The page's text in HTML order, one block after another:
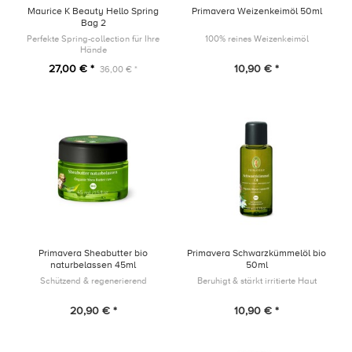
Maurice K Beauty Hello Spring
Bag 2
Perfekte Spring-collection für Ihre
Hände
27,00 € * 36,00 € *
Primavera Weizenkeimöl 50ml
100% reines Weizenkeimöl
10,90 € *
Primavera Sheabutter bio
naturbelassen 45ml
Schützend & regenerierend
20,90 € *
Primavera Schwarzkümmelöl bio
50ml
Beruhigt & stärkt irritierte Haut
10,90 € *